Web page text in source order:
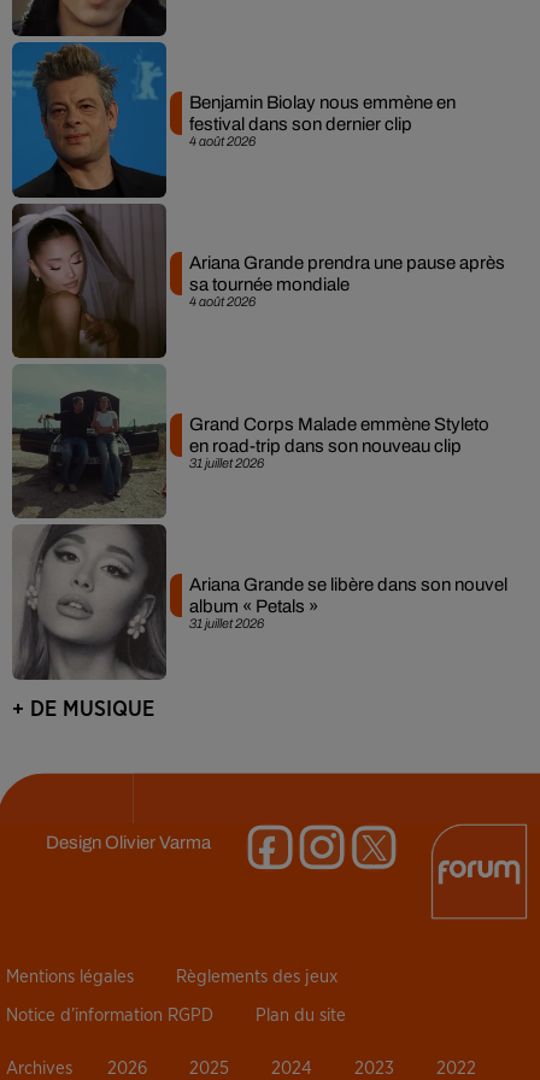
4 août 2026
Benjamin Biolay nous emmène en
festival dans son dernier clip
4 août 2026
Ariana Grande prendra une pause après
sa tournée mondiale
31 juillet 2026
Grand Corps Malade emmène Styleto
en road-trip dans son nouveau clip
31 juillet 2026
Ariana Grande se libère dans son nouvel
album « Petals »
+ DE MUSIQUE
DesignOlivier Varma
Mentions légales Règlements des jeux
Notice d’information RGPD Plan du site
Archives 2026 2025 2024 2023 2022